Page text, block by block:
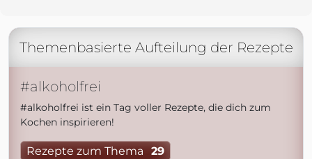
Themenbasierte Aufteilung der Rezepte
#alkoholfrei
#alkoholfrei ist ein Tag voller Rezepte, die dich zum
Kochen inspirieren!
Rezepte zum Thema 29